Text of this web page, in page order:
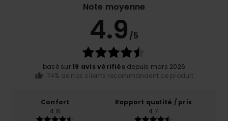
Note moyenne
4.9 /5
basé sur 19 avis vérifiés depuis mars 2026
74% de nos clients recommandent ce produit
Confort
4.8
Rapport qualité / prix
4.7